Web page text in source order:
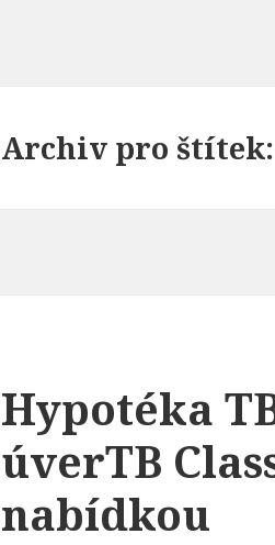
Archiv pro
Hypotéka
úverTB
nabídkou